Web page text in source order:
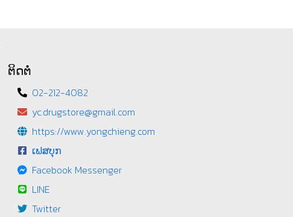
ຕິດຕໍ່
02-212-4082
yc.drugstore@gmail.com
https://www.yongchieng.com
ເຟສບຸກ
Facebook Messenger
LINE
Twitter